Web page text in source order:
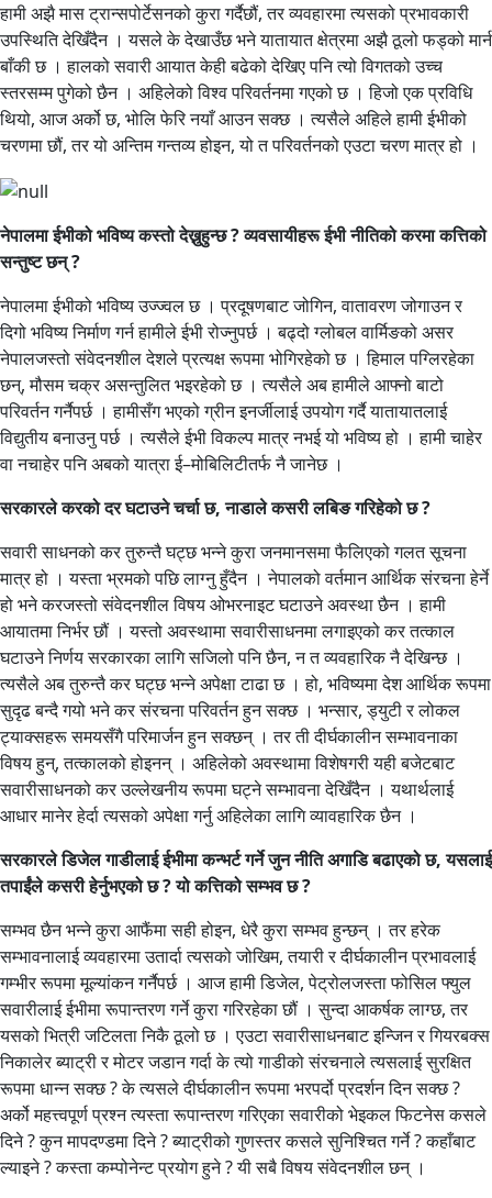
हामी अझै मास ट्रान्सपोर्टेसनको कुरा गर्दैछौं, तर व्यवहारमा त्यसको प्रभावकारी
उपस्थिति देखिँदैन । यसले के देखाउँछ भने यातायात क्षेत्रमा अझै ठूलो फड्को मार्न
बाँकी छ । हालको सवारी आयात केही बढेको देखिए पनि त्यो विगतको उच्च
स्तरसम्म पुगेको छैन । अहिलेको विश्व परिवर्तनमा गएको छ । हिजो एक प्रविधि
थियो, आज अर्को छ, भोलि फेरि नयाँ आउन सक्छ । त्यसैले अहिले हामी ईभीको
चरणमा छौं, तर यो अन्तिम गन्तव्य होइन, यो त परिवर्तनको एउटा चरण मात्र हो ।
नेपालमा ईभीको भविष्य कस्तो देख्नुहुन्छ ? व्यवसायीहरू ईभी नीतिको करमा कत्तिको
सन्तुष्ट छन् ?
नेपालमा ईभीको भविष्य उज्ज्वल छ । प्रदूषणबाट जोगिन, वातावरण जोगाउन र
दिगो भविष्य निर्माण गर्न हामीले ईभी रोज्नुपर्छ । बढ्दो ग्लोबल वार्मिङको असर
नेपालजस्तो संवेदनशील देशले प्रत्यक्ष रूपमा भोगिरहेको छ । हिमाल पग्लिरहेका
छन्, मौसम चक्र असन्तुलित भइरहेको छ । त्यसैले अब हामीले आफ्नो बाटो
परिवर्तन गर्नैपर्छ । हामीसँग भएको ग्रीन इनर्जीलाई उपयोग गर्दै यातायातलाई
विद्युतीय बनाउनु पर्छ । त्यसैले ईभी विकल्प मात्र नभई यो भविष्य हो । हामी चाहेर
वा नचाहेर पनि अबको यात्रा ई–मोबिलिटीतर्फ नै जानेछ ।
सरकारले करको दर घटाउने चर्चा छ, नाडाले कसरी लबिङ गरिहेको छ ?
सवारी साधनको कर तुरुन्तै घट्छ भन्ने कुरा जनमानसमा फैलिएको गलत सूचना
मात्र हो । यस्ता भ्रमको पछि लाग्नु हुँदैन । नेपालको वर्तमान आर्थिक संरचना हेर्ने
हो भने करजस्तो संवेदनशील विषय ओभरनाइट घटाउने अवस्था छैन । हामी
आयातमा निर्भर छौं । यस्तो अवस्थामा सवारीसाधनमा लगाइएको कर तत्काल
घटाउने निर्णय सरकारका लागि सजिलो पनि छैन, न त व्यवहारिक नै देखिन्छ ।
त्यसैले अब तुरुन्तै कर घट्छ भन्ने अपेक्षा टाढा छ । हो, भविष्यमा देश आर्थिक रूपमा
सुदृढ बन्दै गयो भने कर संरचना परिवर्तन हुन सक्छ । भन्सार, ड्युटी र लोकल
ट्याक्सहरू समयसँगै परिमार्जन हुन सक्छन् । तर ती दीर्घकालीन सम्भावनाका
विषय हुन्, तत्कालको होइनन् । अहिलेको अवस्थामा विशेषगरी यही बजेटबाट
सवारीसाधनको कर उल्लेखनीय रूपमा घट्ने सम्भावना देखिँदैन । यथार्थलाई
आधार मानेर हेर्दा त्यसको अपेक्षा गर्नु अहिलेका लागि व्यावहारिक छैन ।
सरकारले डिजेल गाडीलाई ईभीमा कन्भर्ट गर्ने जुन नीति अगाडि बढाएको छ, यसलाई
तपाईंले कसरी हेर्नुभएको छ ? यो कत्तिको सम्भव छ ?
सम्भव छैन भन्ने कुरा आफैंमा सही होइन, धेरै कुरा सम्भव हुन्छन् । तर हरेक
सम्भावनालाई व्यवहारमा उतार्दा त्यसको जोखिम, तयारी र दीर्घकालीन प्रभावलाई
गम्भीर रूपमा मूल्यांकन गर्नैपर्छ । आज हामी डिजेल, पेट्रोलजस्ता फोसिल फ्युल
सवारीलाई ईभीमा रूपान्तरण गर्ने कुरा गरिरहेका छौं । सुन्दा आकर्षक लाग्छ, तर
यसको भित्री जटिलता निकै ठूलो छ । एउटा सवारीसाधनबाट इन्जिन र गियरबक्स
निकालेर ब्याट्री र मोटर जडान गर्दा के त्यो गाडीको संरचनाले त्यसलाई सुरक्षित
रूपमा धान्न सक्छ ? के त्यसले दीर्घकालीन रूपमा भरपर्दो प्रदर्शन दिन सक्छ ?
अर्को महत्त्वपूर्ण प्रश्न त्यस्ता रूपान्तरण गरिएका सवारीको भेइकल फिटनेस कसले
दिने ? कुन मापदण्डमा दिने ? ब्याट्रीको गुणस्तर कसले सुनिश्चित गर्ने ? कहाँबाट
ल्याइने ? कस्ता कम्पोनेन्ट प्रयोग हुने ? यी सबै विषय संवेदनशील छन् ।